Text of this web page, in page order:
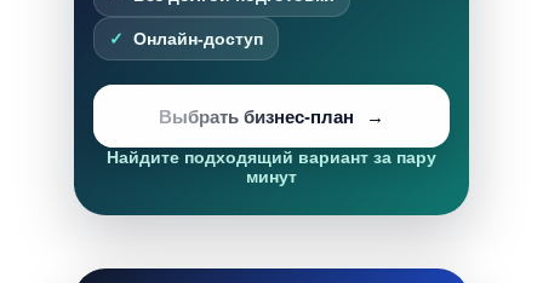
Онлайн-доступ
Выбрать бизнес-план
Найдите подходящий вариант за пару
минут